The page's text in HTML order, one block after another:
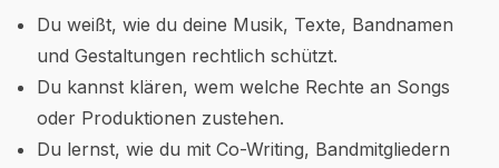
Du weißt, wie du deine Musik, Texte, Bandnamen
und Gestaltungen rechtlich schützt.
Du kannst klären, wem welche Rechte an Songs
oder Produktionen zustehen.
Du lernst, wie du mit Co-Writing, Bandmitgliedern